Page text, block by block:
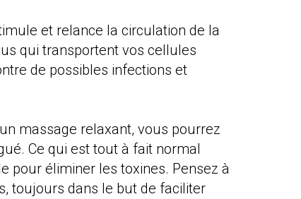
et relance la circulation de la
qui transportent vos cellules
de possibles infections et
massage relaxant, vous pourrez
Ce qui est tout à fait normal
pour éliminer les toxines. Pensez à
toujours dans le but de faciliter